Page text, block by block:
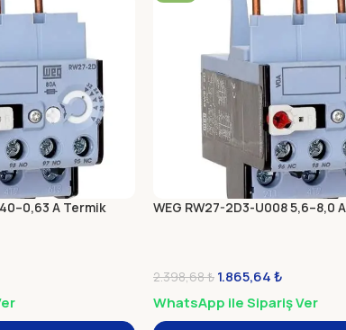
A Termik
WEG RW27-2D3-U008 5,6–8,0
2.398,68₺ 1.865,64₺
WhatsApp ile Sipariş Ver